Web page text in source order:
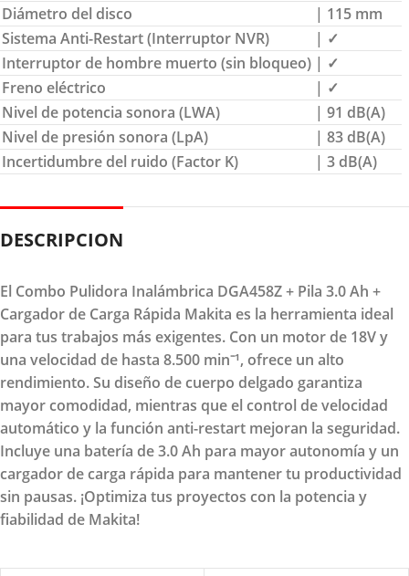
Diámetro del disco
| 115 mm
Sistema Anti-Restart (Interruptor NVR)
| ✓
Interruptor de hombre muerto (sin bloqueo) | ✓
Freno eléctrico
| ✓
Nivel de potencia sonora (LWA)
| 91 dB(A)
Nivel de presión sonora (LpA)
| 83 dB(A)
Incertidumbre del ruido (Factor K)
| 3 dB(A)
DESCRIPCION
El Combo Pulidora Inalámbrica DGA458Z + Pila 3.0 Ah +
Cargador de Carga Rápida Makita es la herramienta ideal
para tus trabajos más exigentes. Con un motor de 18V y
una velocidad de hasta 8.500 min⁻¹, ofrece un alto
rendimiento. Su diseño de cuerpo delgado garantiza
mayor comodidad, mientras que el control de velocidad
automático y la función anti-restart mejoran la seguridad.
Incluye una batería de 3.0 Ah para mayor autonomía y un
cargador de carga rápida para mantener tu productividad
sin pausas. ¡Optimiza tus proyectos con la potencia y
fiabilidad de Makita!